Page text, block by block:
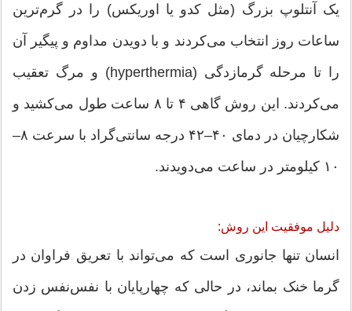
یک آنتلوپ بزرگ (مثل کدو یا اوریکس) را در گرم‌ترین
ساعات روز انتخاب می‌کردند و با دویدن مداوم و پیگیر آن
را تا مرحله گرمازدگی (hyperthermia) و مرگ تعقیب
می‌کردند. این روش گاهی ۴ تا ۸ ساعت طول می‌کشید و
شکارچیان در دمای ۴۰–۴۲ درجه سانتی‌گراد با سرعت ۸–
۱۰ کیلومتر در ساعت می‌دویدند.
دلیل موفقیت این روش:
انسان تنها جانوری است که می‌تواند با تعریق فراوان در
گرما خنک بماند، در حالی که چهارپایان با نفس‌نفس زدن